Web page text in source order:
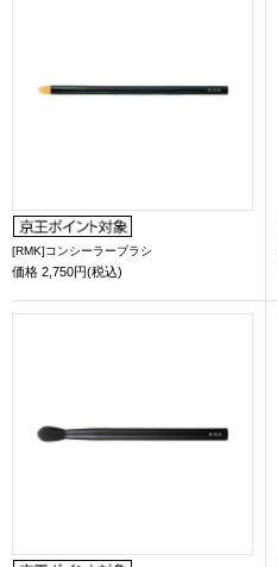
[RMK]コンシーラーブラシ
価格 2,750円(税込)